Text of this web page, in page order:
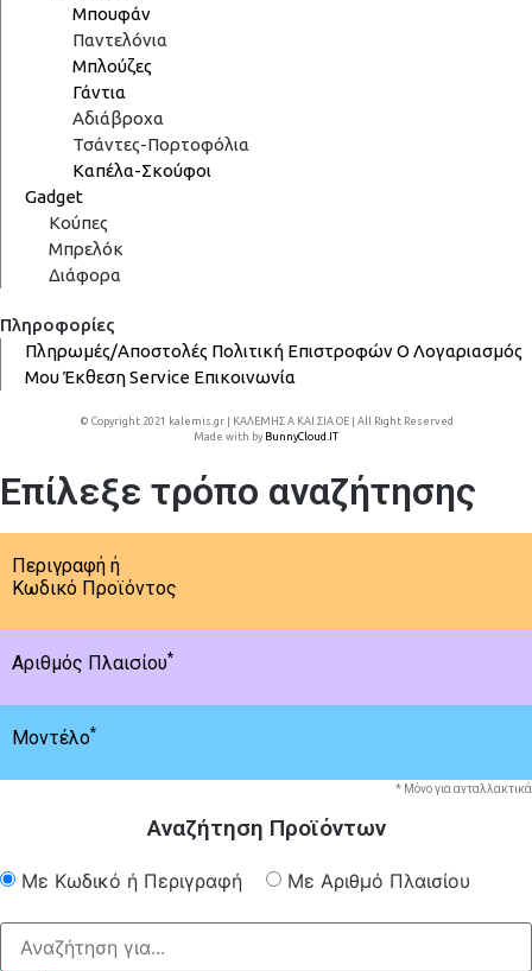
Μπουφάν
Παντελόνια
Μπλούζες
Γάντια
Αδιάβροχα
Τσάντες-Πορτοφόλια
Καπέλα-Σκούφοι
Gadget
Κούπες
Μπρελόκ
Διάφορα
Πληροφορίες
Πληρωμές/Αποστολές Πολιτική ΕπιστροφώνΟ Λογαριασμός
ΜουΈκθεσηService Επικοινωνία
© Copyright 2021 kalemis.gr | ΚΑΛΕΜΗΣ Α ΚΑΙ ΣΙΑ ΟΕ | All Right Reserved
Made with by BunnyCloud.IT
Επίλεξε τρόπο αναζήτησης
Περιγραφή ή
Κωδικό Προϊόντος
Αριθμός Πλαισίου*
Μοντέλο*
* Μόνο για ανταλλακτικά
Αναζήτηση Προϊόντων
Με Κωδικό ή Περιγραφή Με Αριθμό Πλαισίου